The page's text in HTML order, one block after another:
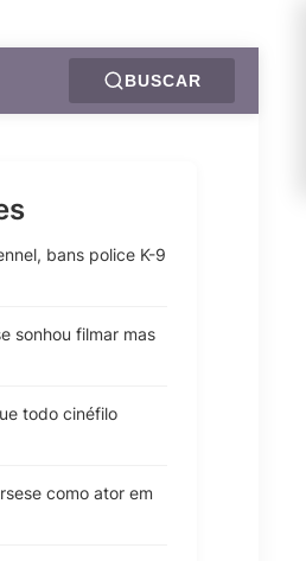
BUSCAR
bans police K-9
sonhou filmar mas
todo cinéfilo
como ator em